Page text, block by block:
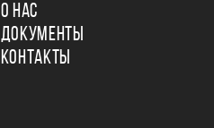
О НАС
ДОКУМЕНТЫ
КОНТАКТЫ